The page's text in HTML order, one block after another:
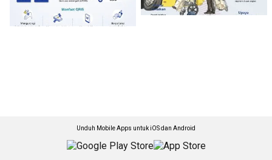
Unduh Mobile Apps untuk iOS dan Android